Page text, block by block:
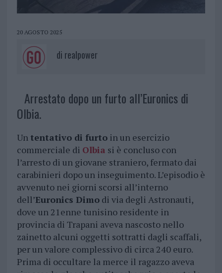
20 AGOSTO 2025
di realpower
Arrestato dopo un furto all’Euronics di
Olbia.
Un tentativo di furtoin un esercizio
commerciale di Olbia si è concluso con
l’arresto di un giovane straniero, fermato dai
carabinieri dopo un inseguimento. L’episodio è
avvenuto nei giorni scorsi all’interno
dell’Euronics Dimodi via degli Astronauti,
dove un 21enne tunisino residente in
provincia di Trapani aveva nascosto nello
zainetto alcuni oggetti sottratti dagli scaffali,
per un valore complessivo di circa 240 euro.
Prima di occultare la merce il ragazzo aveva